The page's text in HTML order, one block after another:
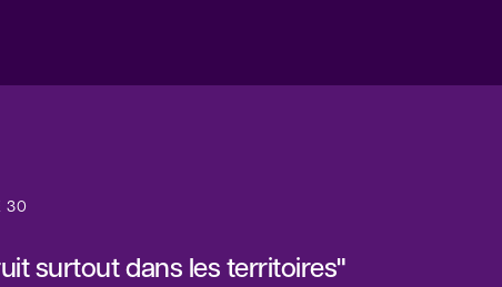
30
surtout dans les territoires"